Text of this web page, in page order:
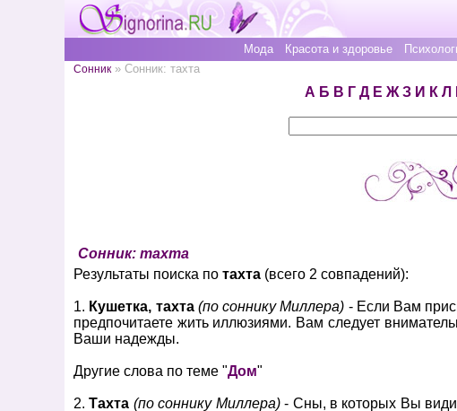
Мода Красота и здоровье
Сонник » Сонник: тахта
А Б В Г Д Е Ж З И К Л
Сонник: тахта
Результаты поиска по тахта (всего 2 совпадений):
1. Кушетка, тахта (по соннику Миллера) - Если Вам
предпочитаете жить иллюзиями. Вам следует
Ваши надежды.
Другие слова по теме "Дом"
2.Тахта (по соннику Миллера)- Сны, в которых Вы